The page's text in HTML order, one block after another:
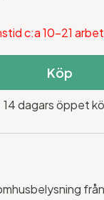
c:a 10-21
Köp
14 dagars öppet